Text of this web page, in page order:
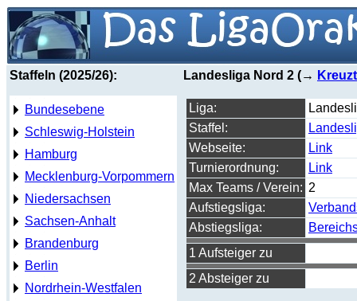
Staffeln (2025/26):
Bundesebene
Schleswig-Holstein
Hamburg
Mecklenburg-Vorpommern
Niedersachsen
Sachsen-Anhalt
Brandenburg
Berlin
Nordrhein-Westfalen
Landesliga Nord 2 (→
Liga:
Staffel:
Webseite:
Link
Turnierordnung:
Link
Max Teams / Verein: 2
Aufstiegsliga:
Abstiegsliga:
1 Aufsteiger zu
2 Absteiger zu